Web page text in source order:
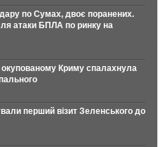
по Сумах, двоє поранених.
атаки БПЛА по ринку на
Криму спалахнула
перший візит Зеленського до